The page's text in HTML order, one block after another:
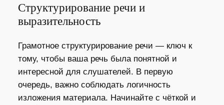
Структурирование речи и
выразительность
Грамотное структурирование речи — ключ к
тому, чтобы ваша речь была понятной и
интересной для слушателей. В первую
очередь, важно соблюдать логичность
изложения материала. Начинайте с чёткой и